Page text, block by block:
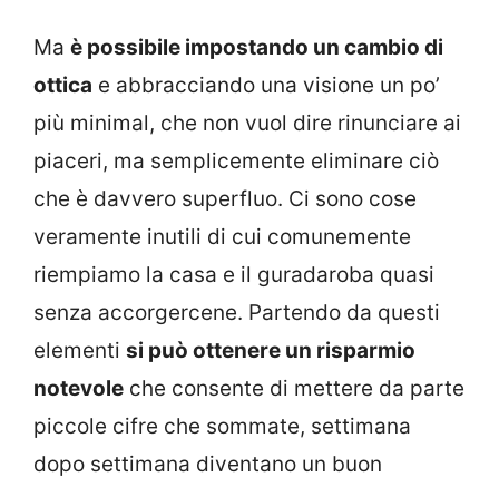
Ma è possibile impostando un cambio di
ottica e abbracciando una visione un po’
più minimal, che non vuol dire rinunciare ai
piaceri, ma semplicemente eliminare ciò
che è davvero superfluo. Ci sono cose
veramente inutili di cui comunemente
riempiamo la casa e il guradaroba quasi
senza accorgercene. Partendo da questi
elementi si può ottenere un risparmio
notevole che consente di mettere da parte
piccole cifre che sommate, settimana
dopo settimana diventano un buon